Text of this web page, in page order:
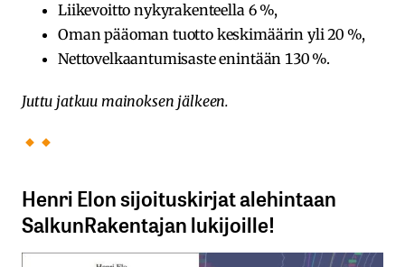
Liikevoitto nykyrakenteella 6 %,
Oman pääoman tuotto keskimäärin yli 20 %,
Nettovelkaantumisaste enintään 130 %.
Juttu jatkuu mainoksen jälkeen.
Henri Elon sijoituskirjat alehintaan
SalkunRakentajan lukijoille!